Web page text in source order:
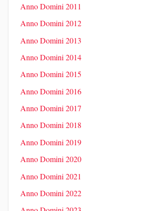
Anno Domini 2011
Anno Domini 2012
Anno Domini 2013
Anno Domini 2014
Anno Domini 2015
Anno Domini 2016
Anno Domini 2017
Anno Domini 2018
Anno Domini 2019
Anno Domini 2020
Anno Domini 2021
Anno Domini 2022